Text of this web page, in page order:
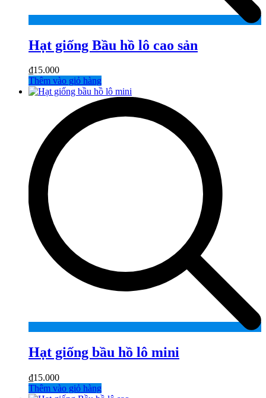
Hạt giống Bầu hồ lô cao sản
₫15.000
Thêm vào giỏ hàng
Hạt giống bầu hồ lô mini
₫15.000
Thêm vào giỏ hàng